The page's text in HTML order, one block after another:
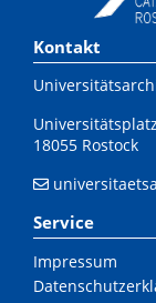
Kontakt
18055 Rostock
Service
Impressum